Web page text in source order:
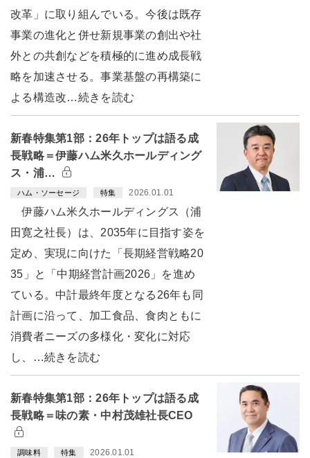
改革」に取り組んでいる。今後は既存
事業の進化と併せ新規事業の創出や社
外との共創などを積極的に進め成長戦
略を加速させる。事業基盤の再構築に
よる構造改…続きを読む
新春特集第1部：26年トップは語る成
長戦略＝伊藤ハム米久ホールディング
ス・浦…
ハム・ソーセージ 特集 2026.01.01
伊藤ハム米久ホールディングス（浦
田寛之社長）は、2035年に目指す姿を
定め、実現に向けた「長期経営戦略20
35」と「中期経営計画2026」を進め
ている。中計最終年度となる26年も同
計画に沿って、加工食品、食肉ともに
消費者ニーズの多様化・変化に対応
し、…続きを読む
新春特集第1部：26年トップは語る成
長戦略＝味の素・中村茂雄社長CEO
調味料 特集 2026.01.01